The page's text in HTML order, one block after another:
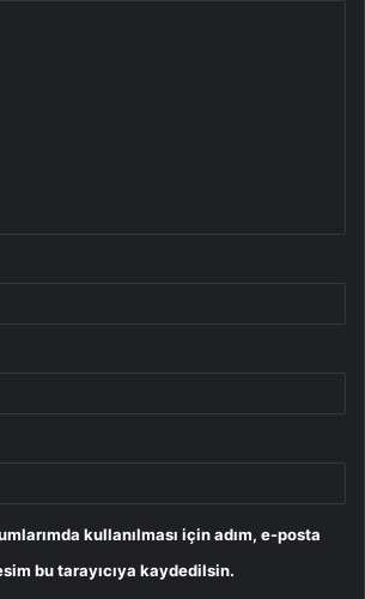
kullanılması için adım, e-posta
bu tarayıcıya kaydedilsin.